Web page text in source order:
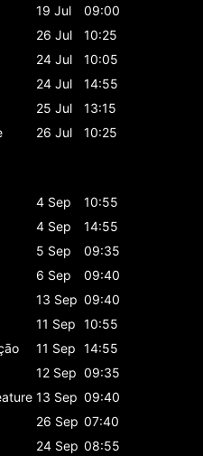
19 Jul
09:00
26 Jul
10:25
24 Jul
10:05
24 Jul
14:55
25 Jul
13:15
26 Jul
10:25
4 Sep
10:55
4 Sep
14:55
5 Sep
09:35
6 Sep
09:40
13 Sep 09:40
11 Sep 10:55
11 Sep 14:55
12 Sep 09:35
13 Sep 09:40
26 Sep 07:40
24 Sep 08:55